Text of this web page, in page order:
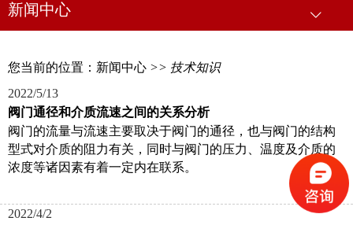
新闻中心
您当前的位置： 新闻中心 >> 技术知识
2022/5/13
阀门通径和介质流速之间的关系分析
阀门的流量与流速主要取决于阀门的通径，也与阀门的结构
型式对介质的阻力有关，同时与阀门的压力、温度及介质的
浓度等诸因素有着一定内在联系。
2022/4/2